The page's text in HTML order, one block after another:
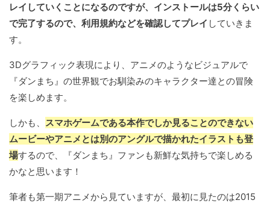
レイしていくことになるのですが、インストールは5分くらい
で完了するので、利用規約などを確認してプレイ していきま
す。
3Dグラフィック表現により、アニメのようなビジュアルで
『ダンまち』の世界観でお馴染みのキャラクター達との冒険
を楽しめます。
しかも、
スマホゲームである本作でしか見ることのできない
ムービーやアニメとは別のアングルで描かれたイラストも登
場するので、『ダンまち』ファンも新鮮な気持ちで楽しめる
かなと思います！
筆者も第一期アニメから見ていますが、最初に見たのは2015